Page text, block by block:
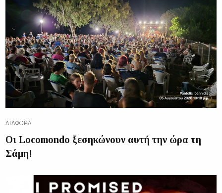
ΔΙΑΦΟΡΑ
Οι Locomondo ξεσηκώνουν αυτή την ώρα τη
Σάμη!